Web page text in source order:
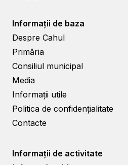
Informații de baza
Despre Cahul
Primăria
Consiliul municipal
Media
Informații utile
Politica de confidențialitate
Contacte
Informații de activitate